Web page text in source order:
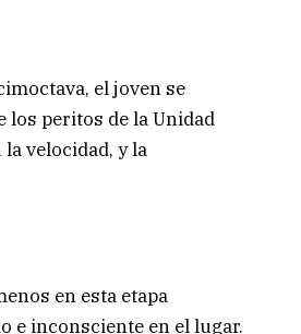
el joven se
los peritos de la Unidad
velocidad, y la
en esta etapa
e inconsciente en el lugar.